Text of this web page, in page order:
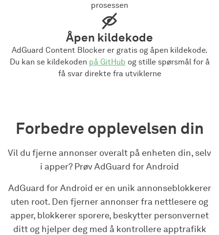
prosessen
Åpen kildekode
AdGuard Content Blocker er gratis og åpen kildekode.
Du kan se kildekoden på GitHub og stille spørsmål for å
få svar direkte fra utviklerne
Forbedre opplevelsen din
Vil du fjerne annonser overalt på enheten din, selv
i apper? Prøv AdGuard for Android
AdGuard for Android er en unik annonseblokkerer
uten root. Den fjerner annonser fra nettlesere og
apper, blokkerer sporere, beskytter personvernet
ditt og hjelper deg med å kontrollere apptrafikk